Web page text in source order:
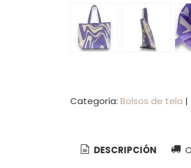
Categoría: Bolsos de tela |
DESCRIPCIÓN